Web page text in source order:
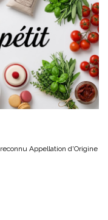
Appellation d'Origine